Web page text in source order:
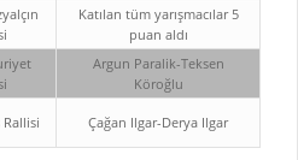
Katılan tüm yarışmacılar 5
puan aldı
Argun Paralik-Teksen
Köroğlu
Çağan Ilgar-Derya Ilgar